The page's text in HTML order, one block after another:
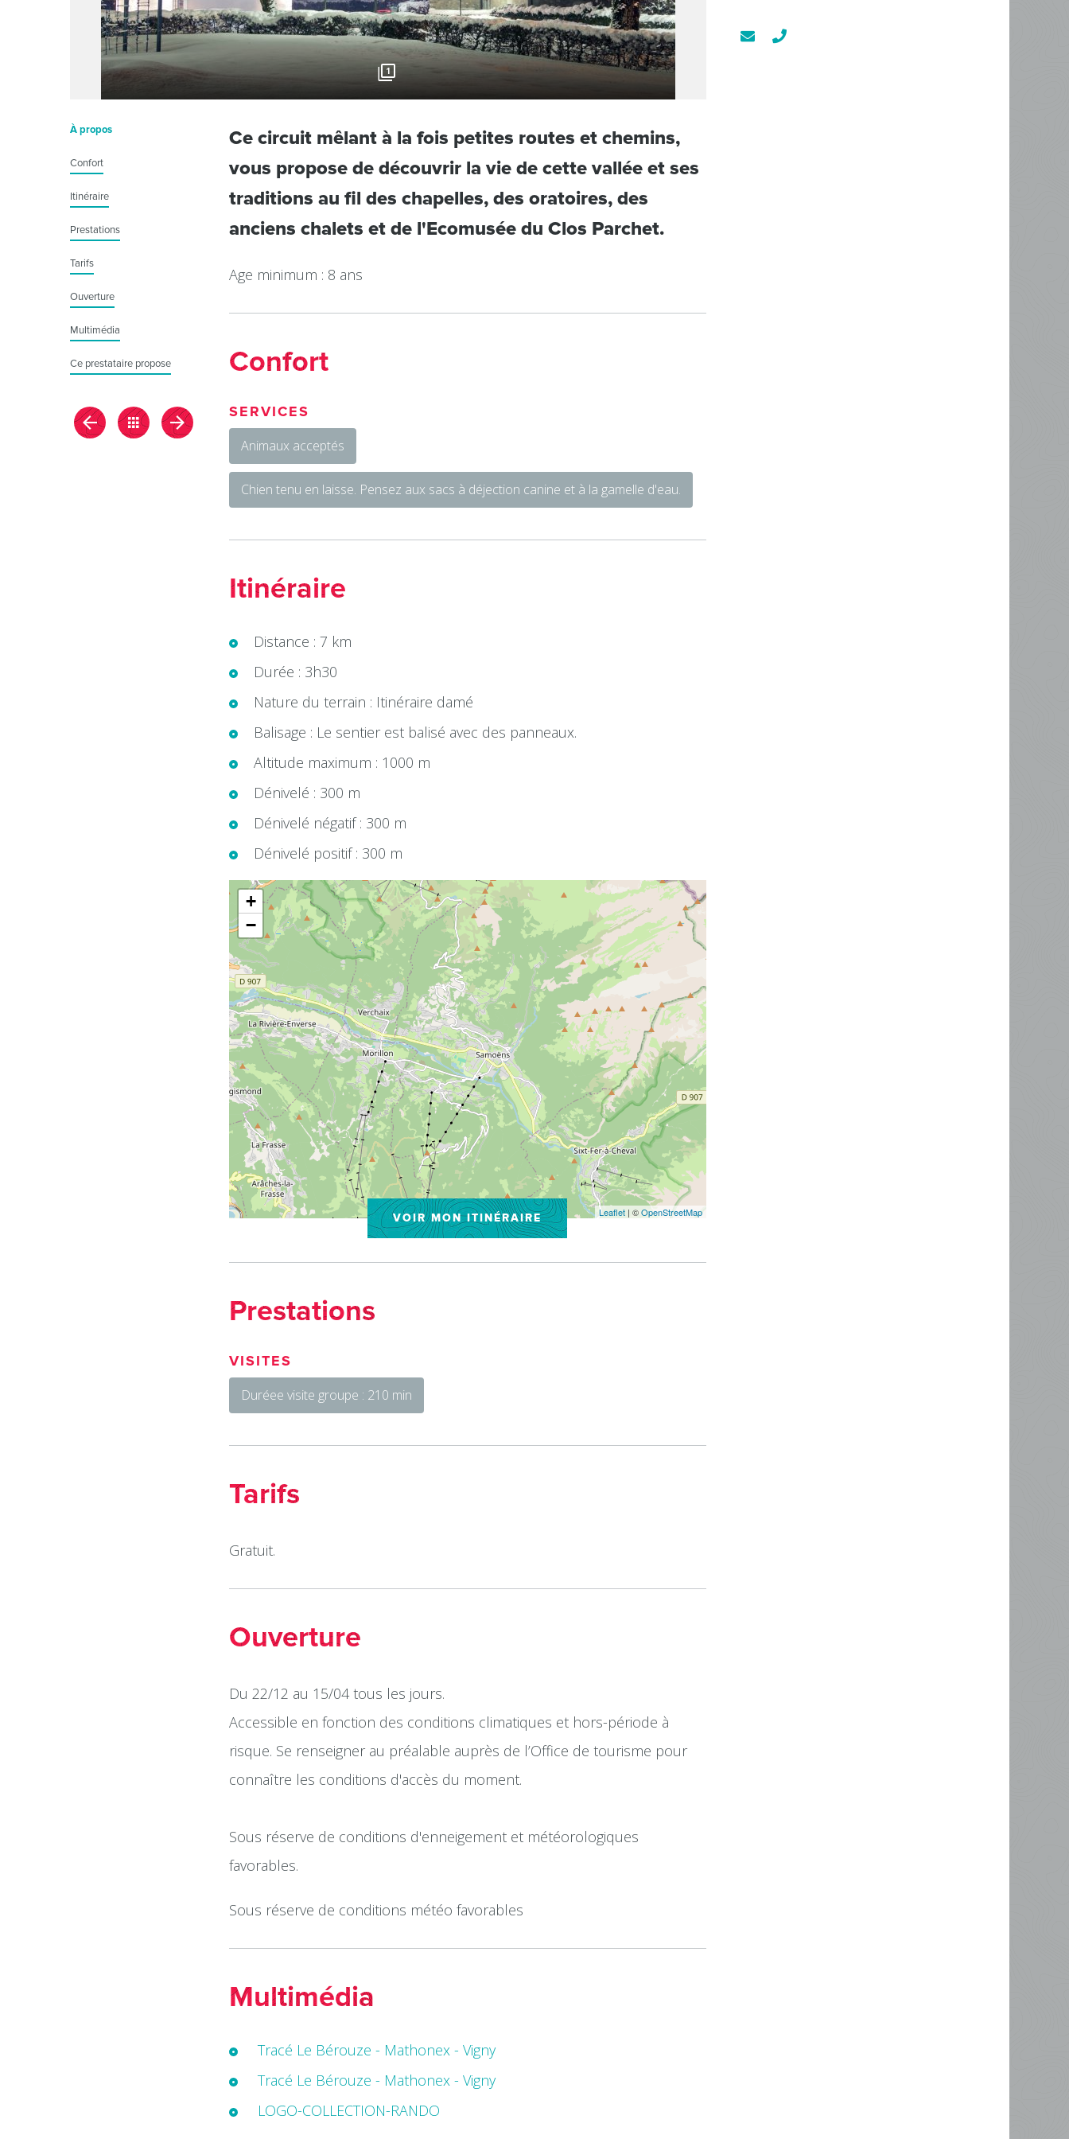
1
À propos
Confort
Itinéraire
Prestations
Tarifs
Ouverture
Multimédia
Ce prestataire propose
Ce circuit mêlant à la fois petites routes et chemins,
vous propose de découvrir la vie de cette vallée et ses
traditions au fil des chapelles, des oratoires, des
anciens chalets et de l'Ecomusée du Clos Parchet.
Age minimum : 8 ans
Confort
SERVICES
Animaux acceptés
Chien tenu en laisse. Pensez aux sacs à déjection canine et à la gamelle d'eau.
Itinéraire
Distance : 7 km
Durée : 3h30
Nature du terrain : Itinéraire damé
Balisage : Le sentier est balisé avec des panneaux.
Altitude maximum : 1000 m
Dénivelé : 300 m
Dénivelé négatif : 300 m
Dénivelé positif : 300 m
+
−
Leaflet| ©OpenStreetMap
VOIR MON ITINÉRAIRE
Prestations
VISITES
Duréee visite groupe : 210 min
Tarifs
Gratuit.
Ouverture
Du 22/12 au 15/04 tous les jours.
Accessible en fonction des conditions climatiques et hors-période à
risque. Se renseigner au préalable auprès de l’Office de tourisme pour
connaître les conditions d'accès du moment.
Sous réserve de conditions d'enneigement et météorologiques
favorables.
Sous réserve de conditions météo favorables
Multimédia
Tracé Le Bérouze - Mathonex - Vigny
Tracé Le Bérouze - Mathonex - Vigny
LOGO-COLLECTION-RANDO